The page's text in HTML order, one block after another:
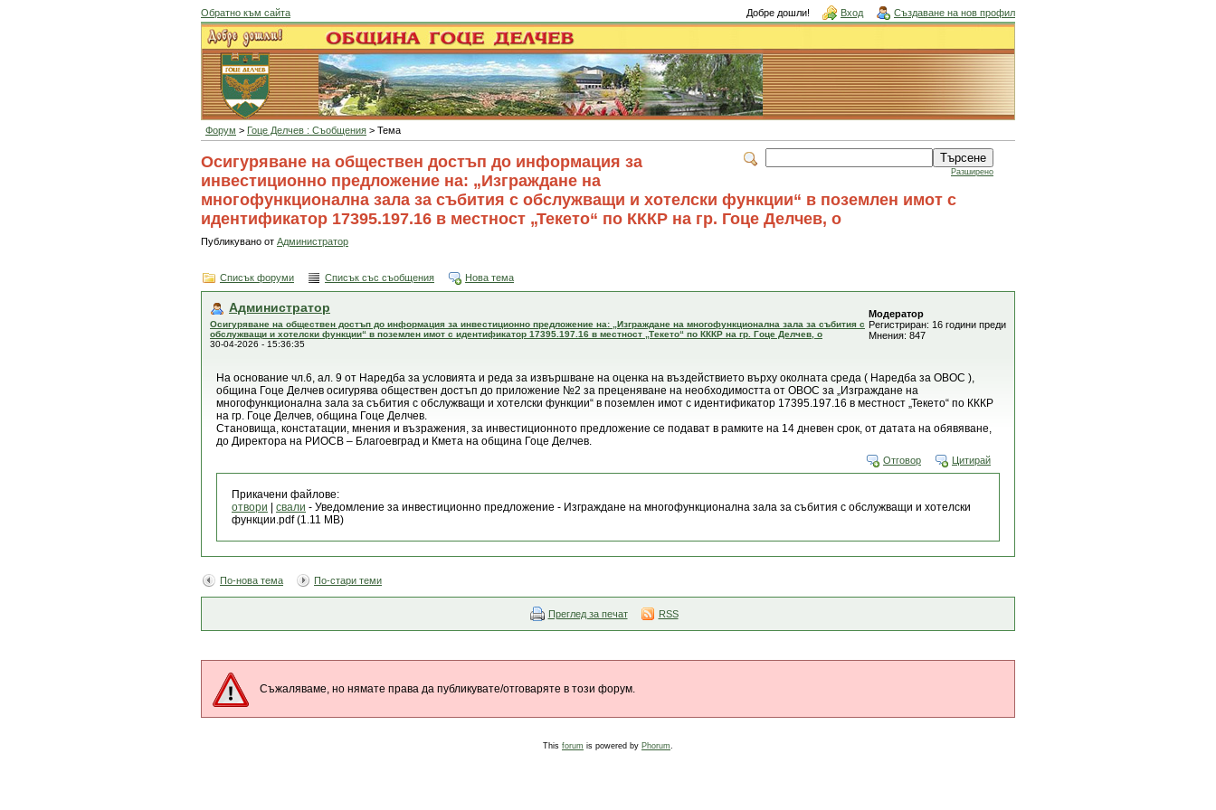
Обратно към сайта Добре дошли! Вход Създаване на нов профил
Форум > Гоце Делчев : Съобщения > Тема
Разширено
Осигуряване на обществен достъп до информация за
инвестиционно предложение на: „Изграждане на
многофункционална зала за събития с обслужващи и хотелски функции“ в поземлен имот с
идентификатор 17395.197.16 в местност „Текето“ по КККР на гр. Гоце Делчев, о
Публикувано от Администратор
Списък форуми Списък със съобщения Нова тема
Администратор
Осигуряване на обществен достъп до информация за инвестиционно предложение на: „Изграждане на многофункционална зала за събития с
обслужващи и хотелски функции“ в поземлен имот с идентификатор 17395.197.16 в местност „Текето“ по КККР на гр. Гоце Делчев, о
30-04-2026 - 15:36:35
Модератор
Регистриран: 16 години преди
Мнения: 847
На основание чл.6, ал. 9 от Наредба за условията и реда за извършване на оценка на въздействието върху околната среда ( Наредба за ОВОС ),
община Гоце Делчев осигурява обществен достъп до приложение №2 за преценяване на необходимостта от ОВОС за „Изграждане на
многофункционална зала за събития с обслужващи и хотелски функции“ в поземлен имот с идентификатор 17395.197.16 в местност „Текето“ по КККР
на гр. Гоце Делчев, община Гоце Делчев.
Становища, констатации, мнения и възражения, за инвестиционното предложение се подават в рамките на 14 дневен срок, от датата на обявяване,
до Директора на РИОСВ – Благоевград и Кмета на община Гоце Делчев.
Отговор Цитирай
Прикачени файлове:
отвори
свали - Уведомление за инвестиционно предложение - Изграждане на многофункционална зала за събития с обслужващи и хотелски
функции.pdf (1.11 MB)
По-нова тема По-стари теми
Преглед за печат RSS
Съжаляваме, но нямате права да публикувате/отговаряте в този форум.
This forum is powered by Phorum.